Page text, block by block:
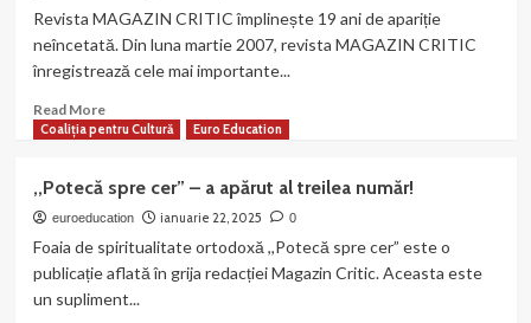
Sâmbătă,
martie
2025.
de
presă
Revista MAGAZIN CRITIC împlinește 19 ani de apariție
neîncetată. Din luna martie 2007, revista MAGAZIN CRITIC
înregistrează cele mai importante...
Read MoreRead
more
SPECIALĂ
ANIVERSARĂ! A
apărut
numărul
al
Coaliția pentru Cultură Euro Education
,,Potecă spre cer” – a apărut al treilea număr!
euroeducation ianuarie 22, 2025 0
Foaia de spiritualitate ortodoxă ,,Potecă spre cer” este o
publicație aflată în grija redacției Magazin Critic. Aceasta este
un supliment...